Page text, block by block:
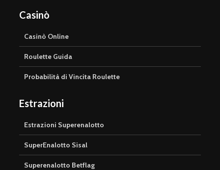
Casinò
Casinò Online
Roulette Guida
Probabilità di Vincita Roulette
Estrazioni
Estrazioni Superenalotto
SuperEnalotto Sisal
Superenalotto Betflag